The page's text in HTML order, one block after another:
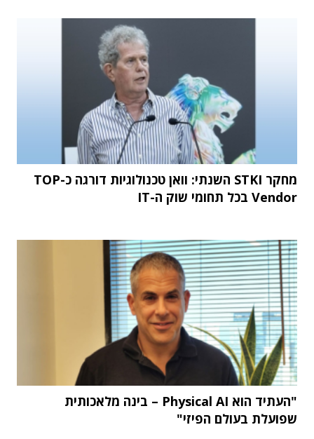
מחקר STKI השנתי: וואן טכנולוגיות דורגה כ-TOP
Vendor בכל תחומי שוק ה-IT
"העתיד הוא Physical AI – בינה מלאכותית
שפועלת בעולם הפיזי"